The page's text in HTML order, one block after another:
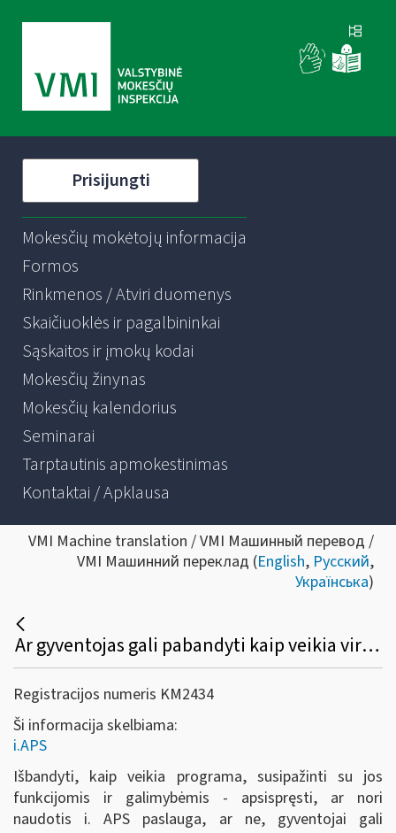
Prisijungti
Mokesčių mokėtojų informacija
Formos
Rinkmenos / Atviri duomenys
Skaičiuoklės ir pagalbininkai
Sąskaitos ir įmokų kodai
Mokesčių žinynas
Mokesčių kalendorius
Seminarai
Tarptautinis apmokestinimas
Kontaktai / Apklausa
VMI Machine translation / VMI Машинный перевод /
VMI Машинний переклад (English, Русский,
Українська)
Ar gyventojas gali pabandyti kaip veikia virtualus buhalteris (i.APS)?
Registracijos numeris KM2434
Ši informacija skelbiama:
i.APS
Išbandyti, kaip veikia programa, susipažinti su jos
funkcijomis ir galimybėmis - apsispręsti, ar nori
naudotis i. APS paslauga, ar ne, gyventojai gali